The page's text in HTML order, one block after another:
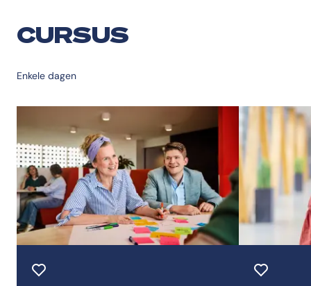
CURSUS
Enkele dagen
Toevoegen aan favorieten